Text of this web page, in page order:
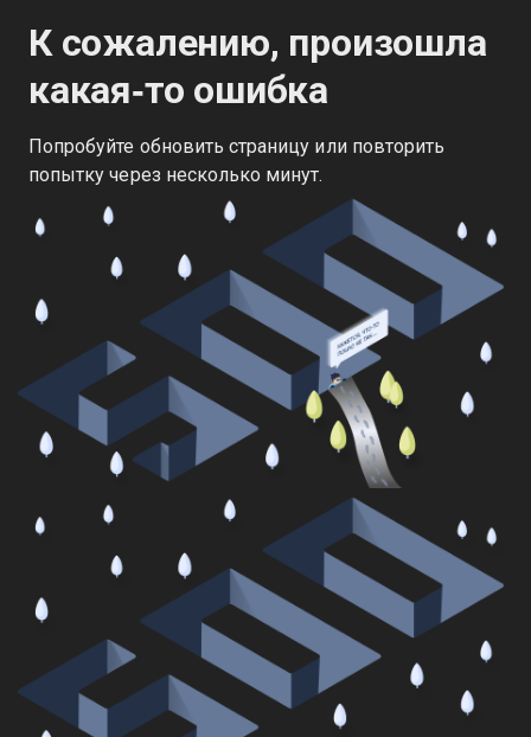
К сожалению, произошла
какая‑то ошибка
Попробуйте обновить страницу или повторить
попытку через несколько минут.